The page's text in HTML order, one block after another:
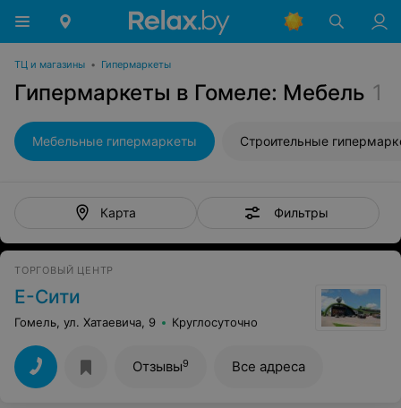
ТЦ и магазины • Гипермаркеты
Гипермаркеты в Гомеле: Мебель 1
Мебельные гипермаркеты Строительные
Карта Фильтры
ТОРГОВЫЙ ЦЕНТР
Е-Сити
Гомель, ул. Хатаевича, 9 Круглосуточно
Отзывы9 Все адреса